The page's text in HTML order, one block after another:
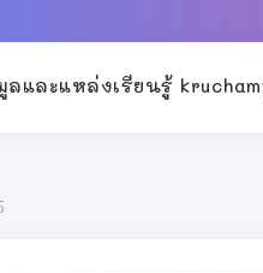
และแหล่งเรียนรู้